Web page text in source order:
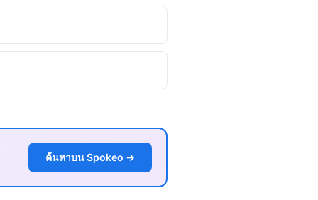
ค้นหาบน Spokeo →